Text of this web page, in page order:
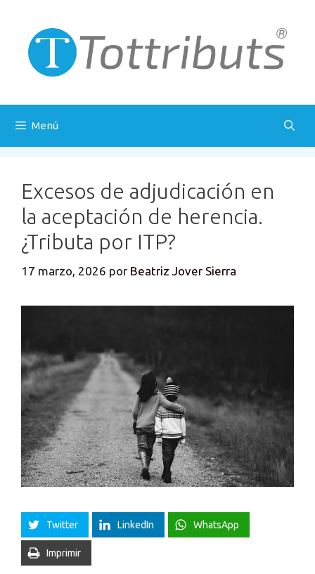
contenido
Menú
Excesos de adjudicación en
la aceptación de herencia.
¿Tributa por ITP?
17 marzo, 2026 por Beatriz Jover Sierra
Twitter LinkedIn WhatsApp
Imprimir